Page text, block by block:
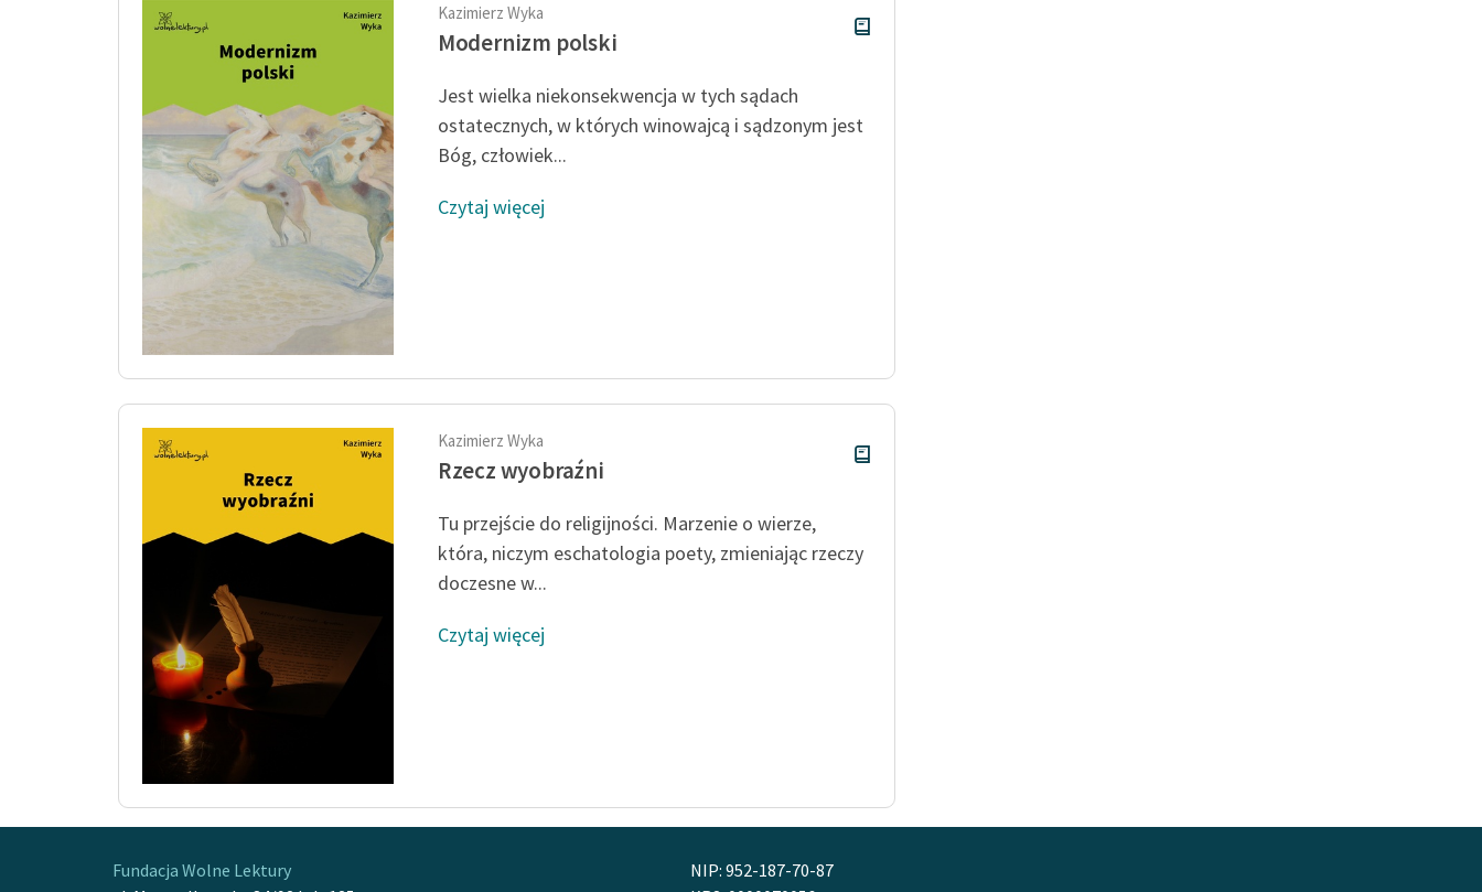
Kazimierz Wyka
Modernizm polski
Jest wielka niekonsekwencja w tych sądach
ostatecznych, w których winowajcą i sądzonym jest
Bóg, człowiek...
Czytaj więcej
Kazimierz Wyka
Rzecz wyobraźni
Tu przejście do religijności. Marzenie o wierze,
która, niczym eschatologia poety, zmieniając rzeczy
doczesne w...
Czytaj więcej
Fundacja Wolne Lektury
NIP: 952-187-70-87